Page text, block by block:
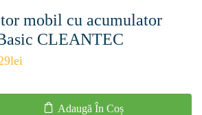
mobil cu acumulator
CLEANTEC
lei
Adaugă În Coș